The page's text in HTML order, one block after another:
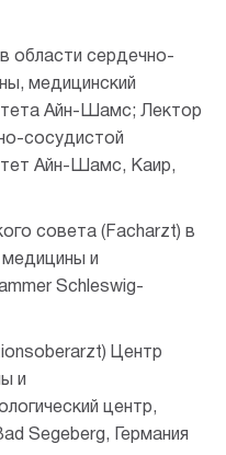
области сердечно-
медицинский
Айн-Шамс; Лектор
сосудистой
Айн-Шамс, Каир,
совета (Facharzt) в
медицины и
Schleswig-
Центр
и
центр,
Segeberg, Германия